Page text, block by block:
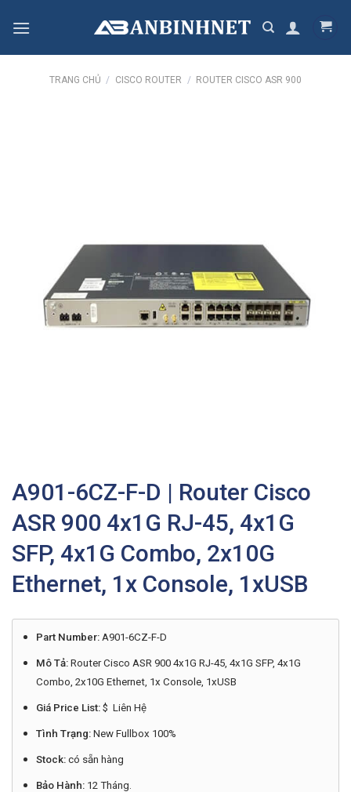
TRANG CHỦ / CISCO ROUTER / ROUTER CISCO ASR 900
A901-6CZ-F-D | Router Cisco
ASR 900 4x1G RJ-45, 4x1G
SFP, 4x1G Combo, 2x10G
Ethernet, 1x Console, 1xUSB
Part Number:A901-6CZ-F-D
Mô Tả:Router Cisco ASR 900 4x1G RJ-45, 4x1G SFP, 4x1G
Combo, 2x10G Ethernet, 1x Console, 1xUSB
Giá Price List:$ Liên Hệ
Tình Trạng:New Fullbox 100%
Stock:có sẵn hàng
Bảo Hành: 12 Tháng.